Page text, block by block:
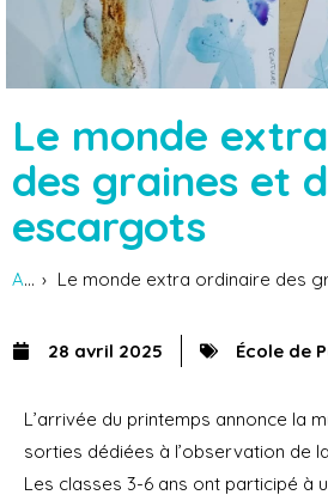
Le monde
des graines et
escargots
Accueil Actus
Le monde extra ordinaire des
28 avril 2025 École de
L’arrivée du printemps annonce la
sorties dédiées à l’observation de
Les classes 3-6 ans ont participé à